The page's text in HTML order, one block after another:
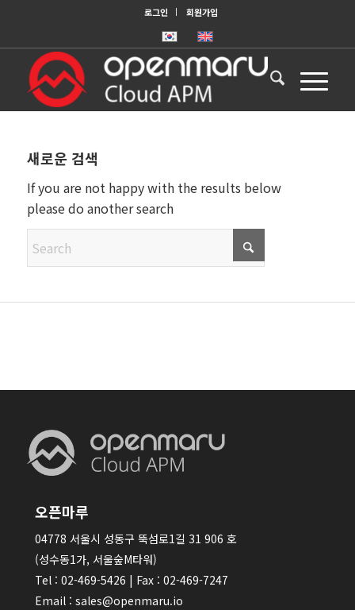
로그인 회원가입
새로운 검색
If you are not happy with the results below
please do another search
오픈마루
04778 서울시 성동구 뚝섬로1길 31 906 호
(성수동1가, 서울숲M타워)
Tel : 02-469-5426 | Fax : 02-469-7247
Email : sales@openmaru.io